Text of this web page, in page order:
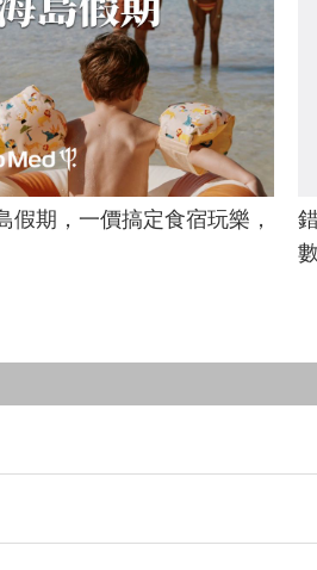
假期，一價搞定食宿玩樂，